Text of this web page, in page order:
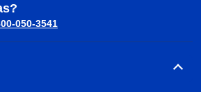
050-3541